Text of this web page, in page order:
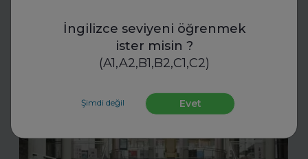
İngilizce seviyeni öğrenmek
ister misin ?
(A1,A2,B1,B2,C1,C2)
Şimdi değil Evet
konumunuzu güçlendirin ve değerli başarılarınızı
Daha fazla oku